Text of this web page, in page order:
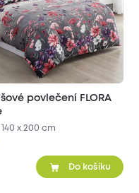
povlečení FLORA
140 x 200 cm
Do košíku